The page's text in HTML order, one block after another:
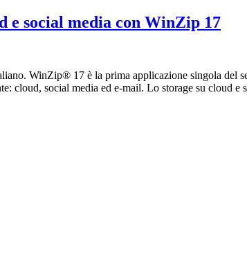
e social media con WinZip 17
WinZip® 17 è la prima applicazione singola del
cloud, social media ed e-mail. Lo storage su cloud